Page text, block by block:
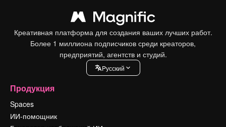
Креативная платформа для создания ваших лучших работ.
Более 1 миллиона подписчиков среди креаторов,
предприятий, агентств и студий.
Pусский
Продукция
Spaces
ИИ-помощник